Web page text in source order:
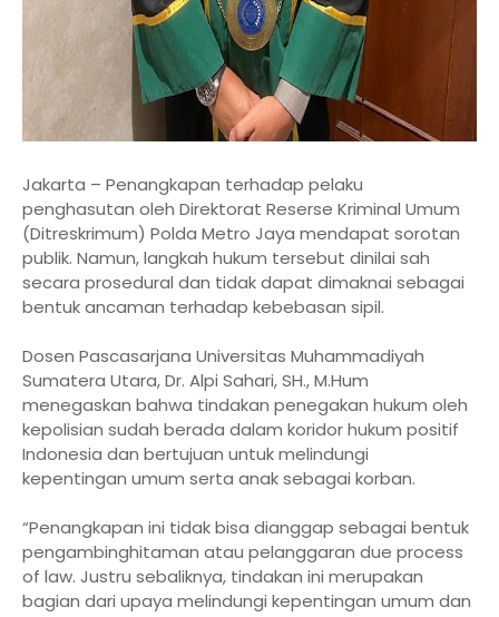
Jakarta – Penangkapan terhadap pelaku
penghasutan oleh Direktorat Reserse Kriminal Umum
(Ditreskrimum) Polda Metro Jaya mendapat sorotan
publik. Namun, langkah hukum tersebut dinilai sah
secara prosedural dan tidak dapat dimaknai sebagai
bentuk ancaman terhadap kebebasan sipil.
Dosen Pascasarjana Universitas Muhammadiyah
Sumatera Utara, Dr. Alpi Sahari, SH., M.Hum
menegaskan bahwa tindakan penegakan hukum oleh
kepolisian sudah berada dalam koridor hukum positif
Indonesia dan bertujuan untuk melindungi
kepentingan umum serta anak sebagai korban.
“Penangkapan ini tidak bisa dianggap sebagai bentuk
pengambinghitaman atau pelanggaran due process
of law. Justru sebaliknya, tindakan ini merupakan
bagian dari upaya melindungi kepentingan umum dan